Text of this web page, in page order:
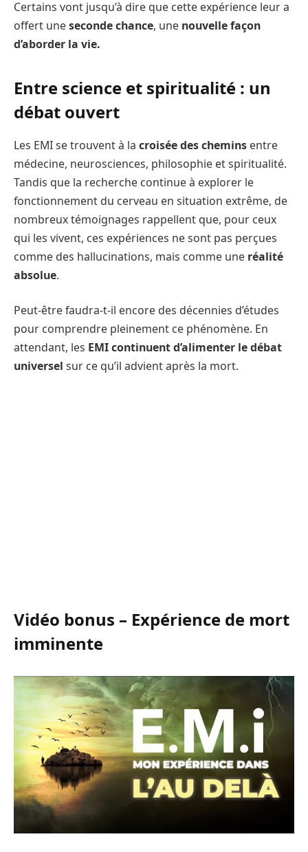
Certains vont jusqu’à dire que cette expérience leur a
offert uneseconde chance, une nouvelle façon
d’aborder la vie.
Entre science et spiritualité : un
débat ouvert
Les EMI se trouvent à la croisée des chemins entre
médecine, neurosciences, philosophie et spiritualité.
Tandis que la recherche continue à explorer le
fonctionnement du cerveau en situation extrême, de
nombreux témoignages rappellent que, pour ceux
qui les vivent, ces expériences ne sont pas perçues
comme des hallucinations, mais comme une réalité
absolue.
Peut-être faudra-t-il encore des décennies d’études
pour comprendre pleinement ce phénomène. En
attendant, les EMI continuent d’alimenter le débat
universel sur ce qu’il advient après la mort.
Vidéo bonus – Expérience de mort
imminente